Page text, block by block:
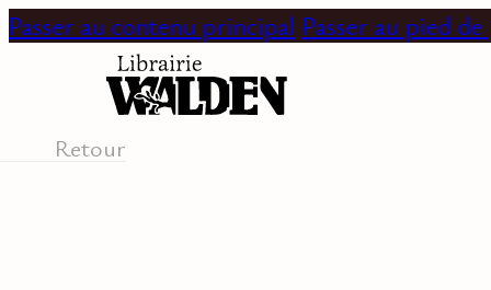
Passer au contenu principal Passer au pied de
Retour